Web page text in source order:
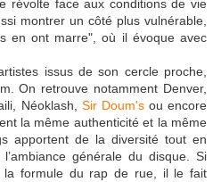
révolte face aux conditions de vie
montrer un côté plus vulnérable,
en ont marre", où il évoque avec
issus de son cercle proche,
On retrouve notamment Denver,
Néoklash, Sir Doum'sou encore
la même authenticité et la même
apportent de la diversité tout en
générale du disque. Si
la formule du rap de rue, il le fait